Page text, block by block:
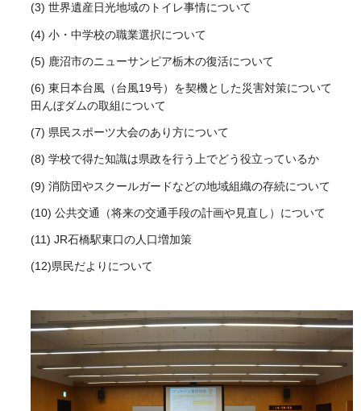
(3) 世界遺産日光地域のトイレ事情について
(4) 小・中学校の職業選択について
(5) 鹿沼市のニューサンピア栃木の復活について
(6) 東日本台風（台風19号）を契機とした災害対策について
田んぼダムの取組について
(7) 県民スポーツ大会のあり方について
(8) 学校で得た知識は県政を行う上でどう役立っているか
(9) 消防団やスクールガードなどの地域組織の存続について
(10) 公共交通（将来の交通手段の計画や見直し）について
(11) JR石橋駅東口の人口増加策
(12)県民だよりについて